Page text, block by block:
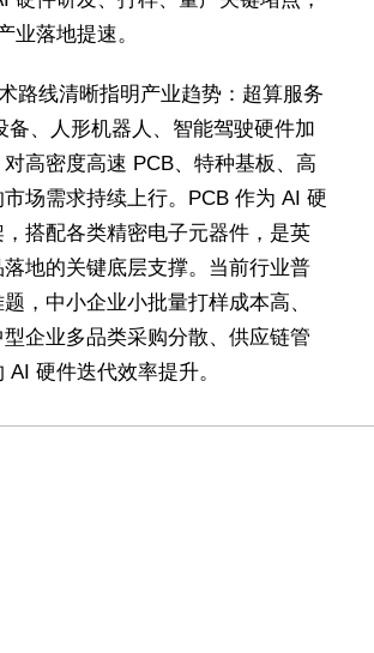
业落地提速。
路线清晰指明产业趋势：超算服务
备、人形机器人、智能驾驶硬件加
高密度高速 PCB、特种基板、高
场需求持续上行。PCB 作为 AI 硬
搭配各类精密电子元器件，是英
地的关键底层支撑。当前行业普
，中小企业小批量打样成本高、
企业多品类采购分散、供应链管
硬件迭代效率提升。